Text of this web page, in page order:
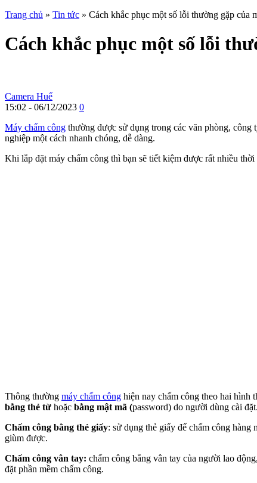
Trang chủ » Tin tức » Cách khắc phục một số lỗi thường gặp của
Cách khắc phục một số lỗi
Camera Huế
15:02 - 06/12/2023 0
Máy chấm công thường được sử dụng trong các văn phòng,
nghiệp một cách nhanh chóng, dễ dàng.
Khi lắp đặt máy chấm công thì bạn sẽ tiết kiệm được rất nhiều
Thông thường máy chấm công hiện nay chấm công theo hai hình
bằng thẻ từ hoặc bằng mật mã (password) do người dùng cài đặt.
Chấm công bằng thẻ giấy: sử dụng thẻ giấy để chấm công
giùm được.
Chấm công vân tay: chấm công bằng vân tay của người lao
đặt phần mềm chấm công.